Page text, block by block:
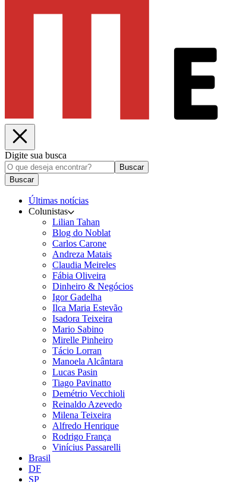
Digite sua busca
Buscar
Buscar
Últimas notícias
Colunistas
Lilian Tahan
Blog do Noblat
Carlos Carone
Andreza Matais
Claudia Meireles
Fábia Oliveira
Dinheiro & Negócios
Igor Gadelha
Ilca Maria Estevão
Isadora Teixeira
Mario Sabino
Mirelle Pinheiro
Tácio Lorran
Manoela Alcântara
Lucas Pasin
Tiago Pavinatto
Demétrio Vecchioli
Reinaldo Azevedo
Milena Teixeira
Alfredo Henrique
Rodrigo França
Vinícius Passarelli
Brasil
DF
SP